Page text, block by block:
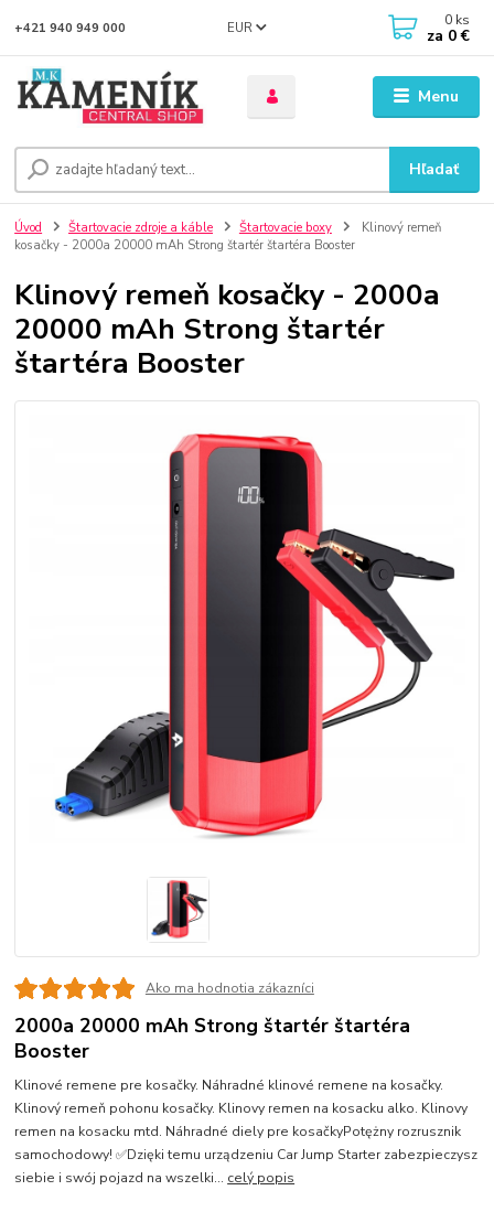
Menu
EUR
Hľadať
+421 940 949 000 0 ks
za 0 €
Úvod Štartovacie zdroje a káble Štartovacie boxy
Klinový remeň
kosačky - 2000a 20000 mAh Strong štartér štartéra Booster
Klinový remeň kosačky - 2000a
20000 mAh Strong štartér
štartéra Booster
Ako ma hodnotia zákazníci
2000a 20000 mAh Strong štartér štartéra
Booster
Klinové remene pre kosačky. Náhradné klinové remene na kosačky.
Klinový remeň pohonu kosačky. Klinovy remen na kosacku alko. Klinovy
remen na kosacku mtd. Náhradné diely pre kosačkyPotężny rozrusznik
samochodowy! ✅Dzięki temu urządzeniu Car Jump Starter zabezpieczysz
siebie i swój pojazd na wszelki... celý popis